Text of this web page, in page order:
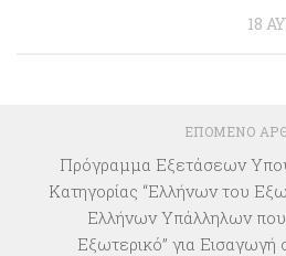
18
ΕΠΌΜΕΝΟ
Πρόγραμμα Εξετάσεων
Κατηγορίας “Ελλήνων του
Ελλήνων Υπάλληλων
Εξωτερικό” για Εισαγωγή